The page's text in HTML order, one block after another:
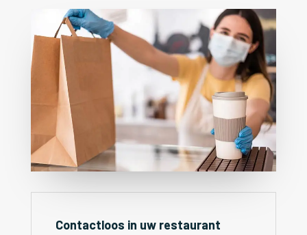
Contactloos in uw restaurant